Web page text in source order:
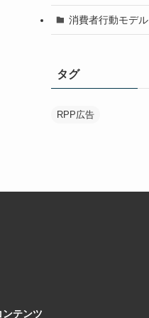
消費者行動モデル
タグ
RPP広告
ンテンツ